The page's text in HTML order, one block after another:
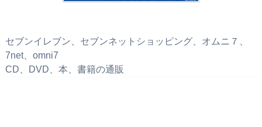
セブンイレブン、セブンネットショッピング、オムニ７、
7net、omni7
CD、DVD、本、書籍の通販